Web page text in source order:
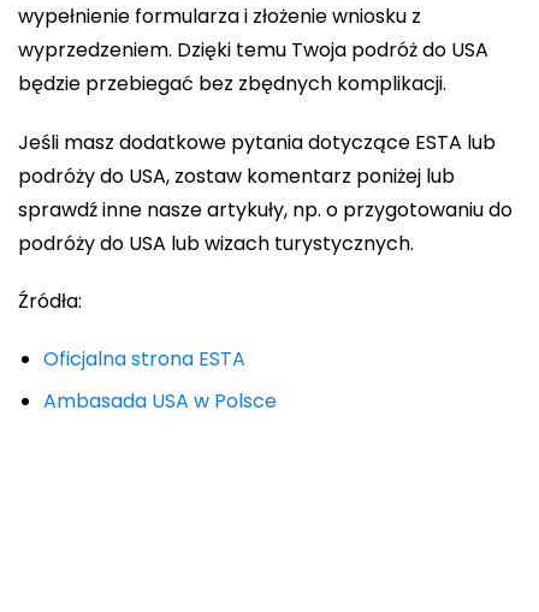
wypełnienie formularza i złożenie wniosku z
wyprzedzeniem. Dzięki temu Twoja podróż do USA
będzie przebiegać bez zbędnych komplikacji.
Jeśli masz dodatkowe pytania dotyczące ESTA lub
podróży do USA, zostaw komentarz poniżej lub
sprawdź inne nasze artykuły, np. o przygotowaniu do
podróży do USA lub wizach turystycznych.
Źródła:
Oficjalna strona ESTA
Ambasada USA w Polsce